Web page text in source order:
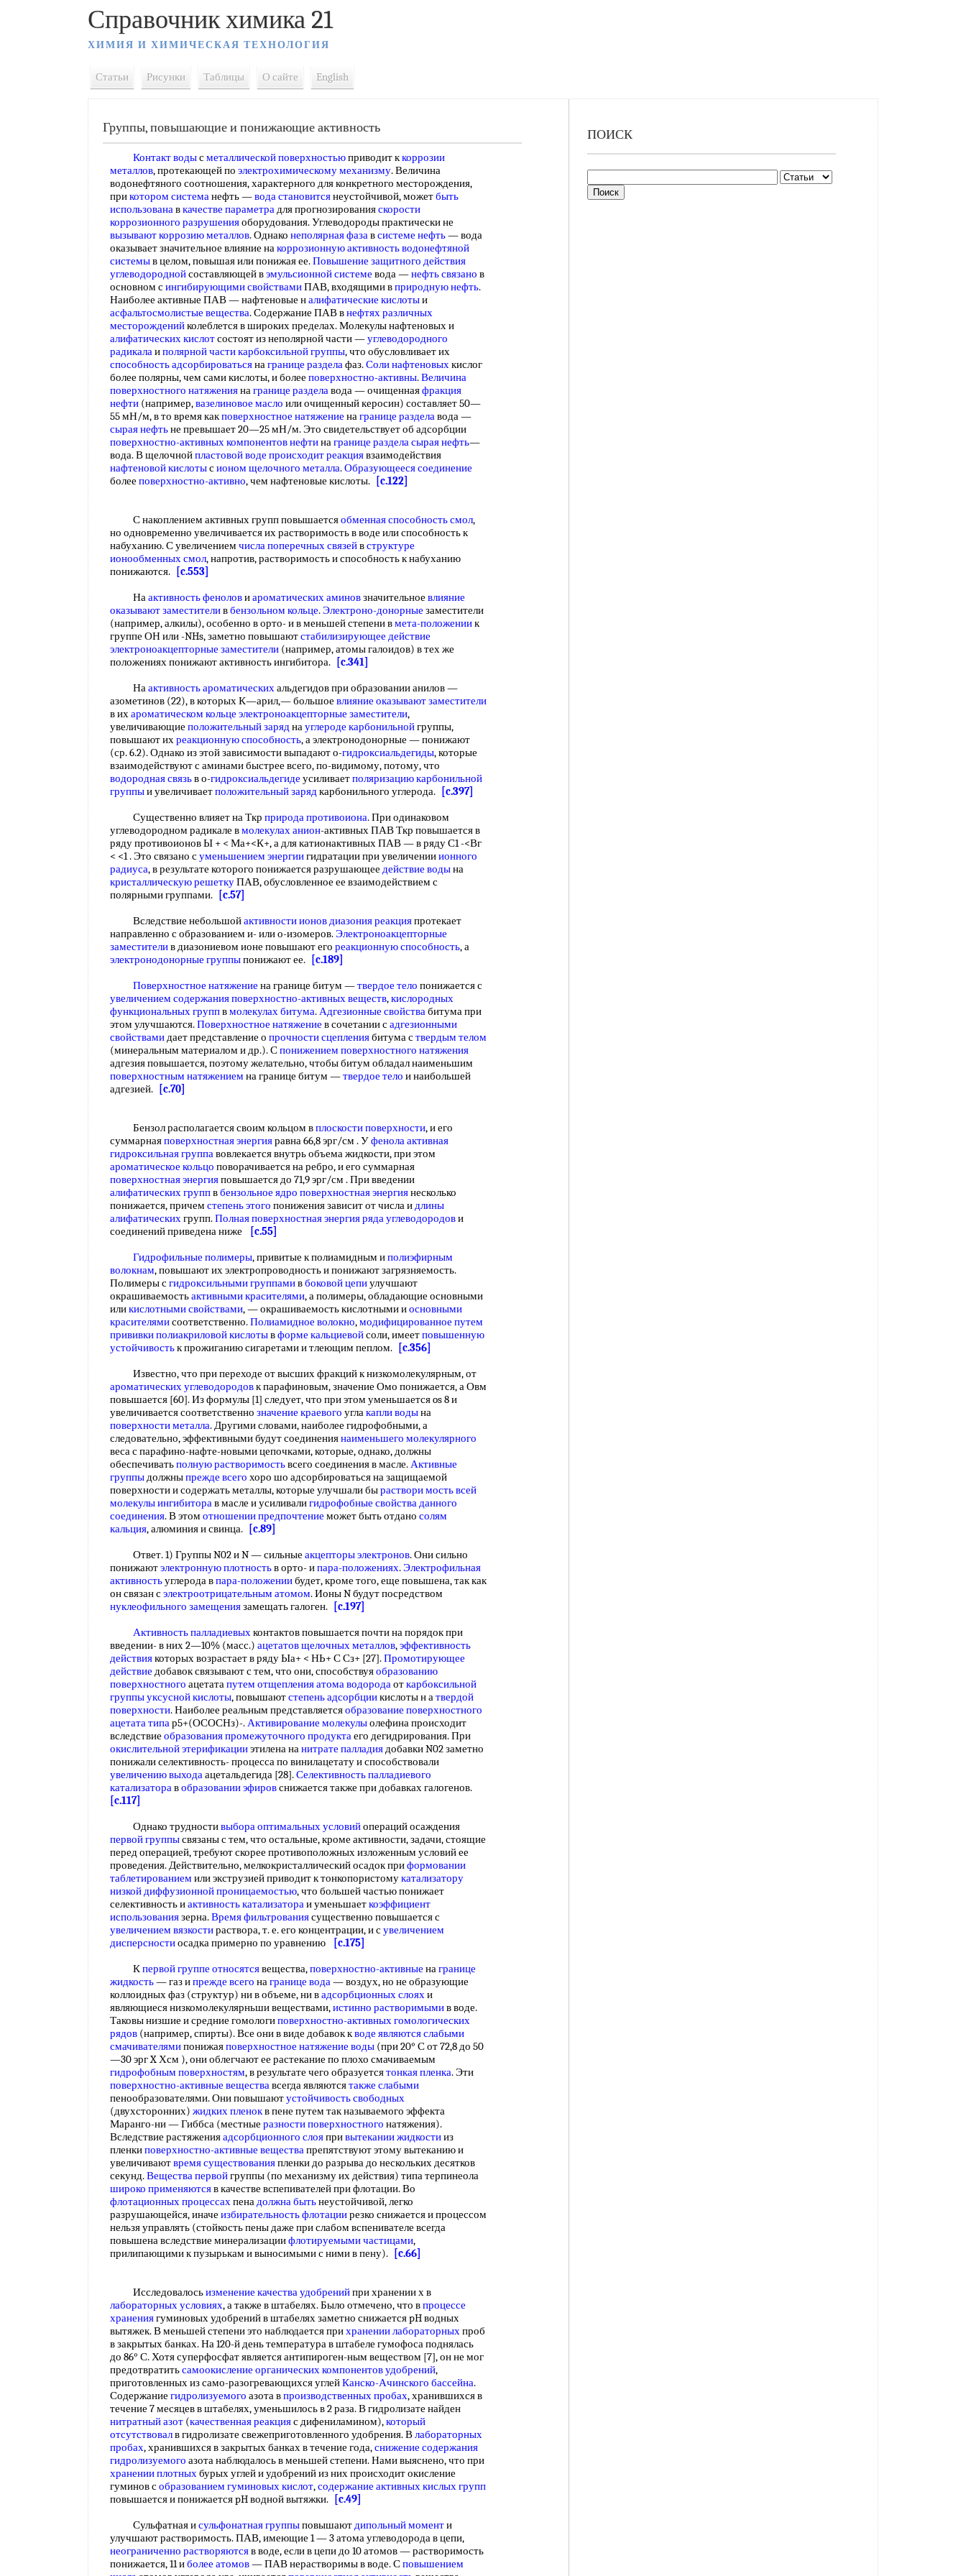
Справочник химика 21
ХИМИЯ И ХИМИЧЕСКАЯ ТЕХНОЛОГИЯ
Статьи Рисунки Таблицы О сайте English
Группы, повышающие и понижающие активность
Контакт водысметаллической поверхностьюприводит ккоррозии
металлов, протекающей по электрохимическому механизму. Величина
водонефтяного соотношения, характерного для конкретного месторождения,
прикотором системанефть —вода становитсянеустойчивой, можетбыть
использованавкачестве параметрадля прогнозированияскорости
коррозионного разрушенияоборудования. Углеводороды практически не
вызывают коррозию металлов. Однако неполярная фазавсистеме нефть— вода
оказывает значительное влияние накоррозионную активностьводонефтяной
системыв целом, повышая или понижая ее.Повышение защитного действия
углеводороднойсоставляющей вэмульсионной системе вода —нефть связано в
основном сингибирующими свойствамиПАВ, входящими вприродную нефть.
Наиболее активные ПАВ — нафтеновые налифатические кислотыи
асфальтосмолистые вещества. Содержание ПАВ внефтях различных
месторожденийколеблется в широких пределах. Молекулы нафтеновых и
алифатических кислотсостоят из неполярной части —углеводородного
радикалаиполярной частикарбоксильной группы, что обусловливает их
способность адсорбироватьсянагранице разделафаз.Соли нафтеновыхкислог
более полярны, чем сами кислоты, и более поверхностно-активны.Величина
поверхностного натяжениянагранице разделавода — очищеннаяфракция
нефти (например,вазелиновое масло или очищенный керосин) составляет 50—
55 мН/м, в то время какповерхностное натяжение награнице разделавода —
сырая нефтьне превышает 20—25 мН/м. Это свидетельствует об адсорбции
поверхностно-активных компонентов нефтинагранице разделасырая нефть—
вода. В щелочнойпластовой воде происходит реакциявзаимодействия
нафтеновой кислотысионом щелочного металла.Образующееся соединение
более поверхностно-активно, чем нафтеновые кислоты. [c.122]
С накоплением активных групп повышаетсяобменная способность смол,
но одновременно увеличивается их растворимость в воде или способность к
набуханию. С увеличением числа поперечных связейвструктуре
ионообменных смол, напротив, растворимость и способность к набуханию
понижаются.
[c.553]
Наактивность феноловиароматических аминовзначительное влияние
оказывают заместителивбензольном кольце.Электроно-донорные заместители
(например, алкилы), особенно в орто- и в меньшей степени вмета-положениик
группе ОН или -NHs, заметно повышаютстабилизирующее действие
электроноакцепторные заместители (например, атомы галоидов) в тех же
положениях понижают активность ингибитора.
[c.341]
Наактивность ароматическихальдегидов при образовании анилов —
азометинов (22), в которых К—арил,— большое влияние оказывают заместители
в ихароматическом кольце электроноакцепторные заместители,
увеличивающие положительный заряднауглероде карбонильнойгруппы,
повышают ихреакционную способность, а электронодонорные — понижают
(ср. 6.2). Однако из этой зависимости выпадают о-гидроксиальдегиды, которые
взаимодействуют с аминами быстрее всего, по-видимому, потому, что
водородная связьв о-гидроксиальдегиде усиливаетполяризацию карбонильной
группыи увеличиваетположительный зарядкарбонильного углерода.
[c.397]
Существенно влияет на Ткр природа противоиона. При одинаковом
углеводородном радикале вмолекулах анион-активных ПАВ Ткр повышается в
ряду противоионов Ы + < Ма+<К+, а для катионактивных ПАВ — в ряду С1 -<Вг
< <1 . Это связано суменьшением энергиигидратации при увеличенииионного
радиуса, в результате которого понижается разрушающее действие водына
кристаллическую решеткуПАВ, обусловленное ее взаимодействием с
полярными группами.
[c.57]
Вследствие небольшойактивности ионовдиазония реакцияпротекает
направленно с образованием и- или о-изомеров.Электроноакцепторные
заместителив диазониевом ионе повышают его реакционную способность, а
электронодонорные группыпонижают ее.
[c.189]
Поверхностное натяжение на границе битум —твердое тело понижается с
увеличением содержанияповерхностно-активных веществ,кислородных
функциональных группвмолекулах битума.Адгезионные свойствабитума при
этом улучшаются.Поверхностное натяжение в сочетании садгезионными
свойствамидает представление о прочности сцеплениябитума ствердым телом
(минеральным материалом и др.). Спонижением поверхностного натяжения
адгезия повышается, поэтому желательно, чтобы битум обладал наименьшим
поверхностным натяжением на границе битум —твердое тело и наибольшей
адгезией.
[c.70]
Бензол располагается своим кольцом вплоскости поверхности, и его
суммарнаяповерхностная энергияравна 66,8 эрг/см . Уфенола активная
гидроксильная группавовлекается внутрь объема жидкости, при этом
ароматическое кольцо поворачивается на ребро, и его суммарная
поверхностная энергияповышается до 71,9 эрг/см . При введении
алифатических группвбензольное ядро поверхностная энергиянесколько
понижается, причем степень этого понижения зависит от числа идлины
алифатическихгрупп.Полная поверхностная энергияряда углеводородови
соединений приведена ниже
[c.55]
Гидрофильные полимеры, привитые к полиамидным иполиэфирным
волокнам, повышают их электропроводность и понижают загрязняемость.
Полимеры сгидроксильными группамивбоковой цепиулучшают
окрашиваемостьактивными красителями, а полимеры, обладающие основными
иликислотными свойствами, — окрашиваемость кислотными иосновными
красителямисоответственно.Полиамидное волокно,модифицированное путем
прививки полиакриловой кислотывформе кальциевойсоли, имеетповышенную
устойчивостьк прожиганию сигаретами и тлеющим пеплом.
[c.356]
Известно, что при переходе от высших фракций к низкомолекулярным, от
ароматических углеводородовк парафиновым, значение Омо понижается, а Овм
повышается [60]. Из формулы [1] следует, что при этом уменьшается os 8 и
увеличивается соответственно значение краевого углакапли водына
поверхности металла. Другими словами, наиболее гидрофобными, а
следовательно, эффективными будут соединениянаименьшего молекулярного
веса с парафино-нафте-новыми цепочками, которые, однако, должны
обеспечиватьполную растворимостьвсего соединения в масле.Активные
группыдолжныпрежде всего хоро шо адсорбироваться на защищаемой
поверхности и содержать металлы, которые улучшали быраствори мостьвсей
молекулы ингибиторав масле и усиливалигидрофобные свойстваданного
соединения. В этом отношении предпочтение может быть отдано солям
кальция, алюминия и свинца.
[c.89]
Ответ. 1) Группы N02 и N — сильные акцепторы электронов. Они сильно
понижаютэлектронную плотностьв орто- ипара-положениях.Электрофильная
активностьуглерода впара-положениибудет, кроме того, еще повышена, так как
он связан сэлектроотрицательным атомом. Ионы N будут посредством
нуклеофильного замещениязамещать галоген.
[c.197]
Активность палладиевыхконтактов повышается почти на порядок при
введении- в них 2—10% (масс.) ацетатов щелочных металлов,эффективность
действиякоторых возрастает в ряду Ыа+ < НЬ+ С Сз+ [27].Промотирующее
действие добавок связывают с тем, что они, способствуяобразованию
поверхностного ацетатапутем отщепленияатома водородаоткарбоксильной
группыуксусной кислоты, повышаютстепень адсорбциикислоты н атвердой
поверхности. Наиболее реальным представляетсяобразование поверхностного
ацетата типар5+(ОСОСНз)-.Активирование молекулыолефина происходит
вследствие образования промежуточного продуктаего дегидрирования. При
окислительной этерификацииэтилена нанитрате палладиядобавки N02 заметно
понижали селективность- процесса по винилацетату и способствовали
увеличению выходаацетальдегида [28].Селективность палладиевого
катализаторавобразовании эфировснижается также при добавках галогенов.
[c.117]
Однако трудностивыбора оптимальных условийопераций осаждения
первой группысвязаны с тем, что остальные, кроме активности, задачи, стоящие
перед операцией, требуют скорее противоположных изложенным условий ее
проведения. Действительно, мелкокристаллический осадок приформовании
таблетированием или экструзией приводит к тонкопористомукатализатору
низкойдиффузионной проницаемостью, что большей частью понижает
селективность иактивность катализатораи уменьшаеткоэффициент
использованиязерна.Время фильтрованиясущественно повышается с
увеличением вязкостираствора, т. е. его концентрации, и сувеличением
дисперсностиосадка примерно по уравнению
[c.175]
Кпервой группе относятсявещества,поверхностно-активные награнице
жидкость— газ ипрежде всего награнице вода— воздух, но не образующие
коллоидных фаз (структур) ни в объеме, ни вадсорбционных слояхи
являющиеся низкомолекулярньши веществами,истинно растворимымив воде.
Таковы низшие и средние гомологиповерхностно-активных гомологических
рядов (например, спирты). Все они в виде добавок кводе являютсяслабыми
смачивателямипонижаяповерхностное натяжение воды (при 20° С от 72,8 до 50
—30 эрг X Хсм ), они облегчают ее растекание по плохо смачиваемым
гидрофобным поверхностям, в результате чего образуетсятонкая пленка. Эти
поверхностно-активные веществавсегда являютсятакже слабыми
пенообразователями. Они повышаютустойчивость свободных
(двухсторонних) жидких пленокв пене путем так называемого эффекта
Маранго-ни — Гиббса (местные разности поверхностного натяжения).
Вследствие растяженияадсорбционного слояпривытекании жидкостииз
пленкиповерхностно-активные веществапрепятствуют этому вытеканию и
увеличиваютвремя существованияпленки до разрыва до нескольких десятков
секунд.Вещества первойгруппы (по механизму их действия) типа терпинеола
широко применяютсяв качестве вспепивателей при флотации. Во
флотационных процессахпенадолжна бытьнеустойчивой, легко
разрушающейся, иначе избирательность флотациирезко снижается и процессом
нельзя управлять (стойкость пены даже при слабом вспенивателе всегда
повышена вследствие минерализациифлотируемыми частицами,
прилипающими к пузырькам и выносимыми с ними в пену).
[c.66]
Исследовалосьизменение качества удобренийпри хранении х в
лабораторных условиях, а также в штабелях. Было отмечено, что впроцессе
хранениягуминовых удобрений в штабелях заметно снижается pH водных
вытяжек. В меньшей степени это наблюдается прихранении лабораторныхпроб
в закрытых банках. На 120-й день температура в штабеле гумофоса поднялась
до 86° С. Хотя суперфосфат является антипироген-ным веществом [7], он не мог
предотвратитьсамоокисление органическихкомпонентов удобрений,
приготовленных из само-разогревающихся углейКанско-Ачинского бассейна.
Содержание гидролизуемого азота впроизводственных пробах, хранившихся в
течение 7 месяцев в штабелях, уменьшилось в 2 раза. В гидролизате найден
нитратный азот (качественная реакцияс дифениламином),который
отсутствовалв гидролизате свежеприготовленного удобрения. Влабораторных
пробах, хранившихся в закрытых банках в течение года,снижение содержания
гидролизуемого азота наблюдалось в меньшей степени. Нами выяснено, что при
хранении плотныхбурых углей и удобрений из них происходит окисление
гуминов собразованием гуминовых кислот,содержание активныхкислых групп
повышается и понижается pH водной вытяжки.
[c.49]
Сульфатная исульфонатная группыповышаютдипольный моменти
улучшают растворимость. ПАВ, имеющие 1 — 3 атома углеводорода в цепи,
неограниченно растворяютсяв воде, если в цепи до 10 атомов — растворимость
понижается, 11 иболее атомов— ПАВ нерастворимы в воде. Сповышением
ПОИСК